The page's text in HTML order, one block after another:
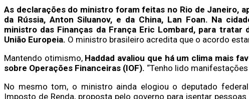
As declarações do ministro foram feitas no Rio de Janeiro,
da Rússia, Anton Siluanov, e da China, Lan Foan. Na
ministro das Finanças da França Eric Lombard, para
União Europeia. O ministro brasileiro acredita que o acordo
Mantendo otimismo, Haddad avaliou que há um clima mais
sobre Operações Financeiras (IOF). “Tenho lido
No mesmo tom, o ministro ainda elogiou o deputado
Imposto de Renda, proposta pelo governo para isentar